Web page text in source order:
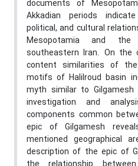
documents of
Akkadian periods
political, and cultural
Mesopotamia and
southeastern Iran. On
content similarities of
motifs of Halilroud basin
myth similar to
investigation and
components common
epic of Gilgamesh
mentioned geographical
description of the epic of